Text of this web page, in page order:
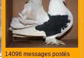
14096 messages postés